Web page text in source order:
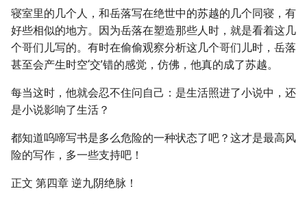
寝室里的几个人，和岳落写在绝世中的苏越的几个同寝，有
好些相似的地方。因为岳落在塑造那些人时，就是看着这几
个哥们儿写的。有时在偷偷观察分析这几个哥们儿时，岳落
甚至会产生时空‘交’错的感觉，仿佛，他真的成了苏越。
每当这时，他就会忍不住问自己：是生活照进了小说中，还
是小说影响了生活？
都知道呜啼写书是多么危险的一种状态了吧？这才是最高风
险的写作，多一些支持吧！
正文 第四章 逆九阴绝脉！